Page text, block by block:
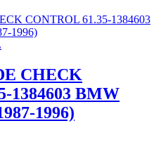
CHECK
1384603 BMW
1996)